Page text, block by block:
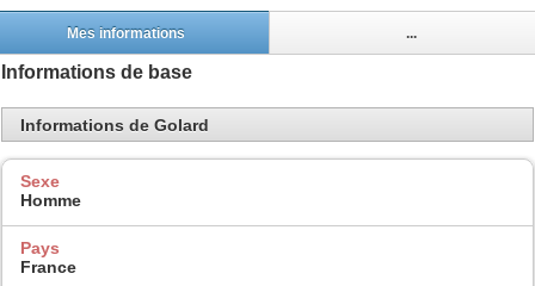
Mes informations ...
Informations de base
Informations de Golard
Sexe
Homme
Pays
France